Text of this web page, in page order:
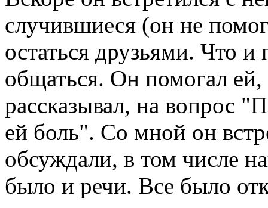
случившиеся (он не
остаться друзьями. Что
общаться. Он помогал
рассказывал, на вопрос
ей боль". Со мной он
обсуждали, в том числе
было и речи. Все было